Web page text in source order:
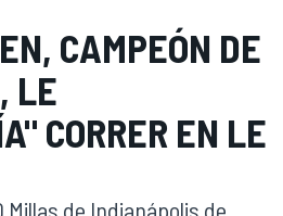
CAMPEÓN DE
LE
CORRER EN LE
Millas de Indianápolis de